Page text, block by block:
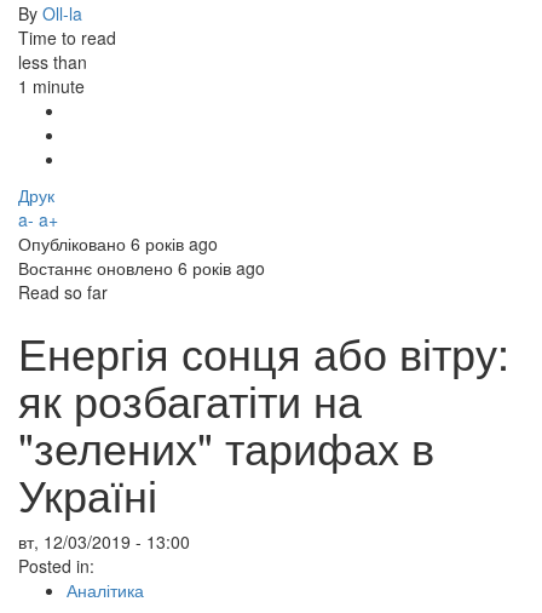
By Oll-la
Time to read
less than
1 minute
Друк
a- a+
Опубліковано 6 років ago
Востаннє оновлено 6 років ago
Read so far
Енергія сонця або вітру:
як розбагатіти на
"зелених" тарифах в
Україні
вт, 12/03/2019 - 13:00
Posted in:
Аналітика